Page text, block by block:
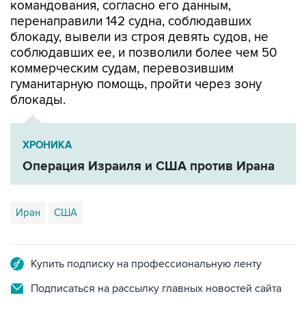
блокаду, вывели из строя девять судов, не
соблюдавших ее, и позволили более чем 50
коммерческим судам, перевозившим
гуманитарную помощь, пройти через зону
блокады.
ХРОНИКА
Операция Израиля и США против Ирана
Иран США
Подписаться на рассылку главных новостей сайта
Получать оперативные новости в официальном